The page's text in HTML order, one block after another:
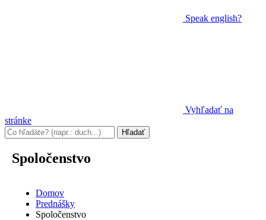
Speak english?
Vyhľadať na
stránke
Spoločenstvo
Domov
Prednášky
Spoločenstvo